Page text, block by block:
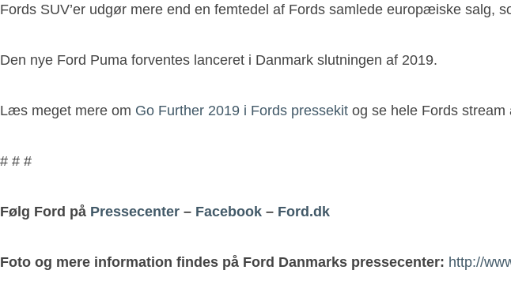
Fords SUV’er udgør mere end en femtedel af Fords samlede europæiske salg,
Den nye Ford Puma forventes lanceret i Danmark slutningen af 2019.
Læs meget mere om Go Further 2019 i Fords pressekit og se hele Fords
# # #
Følg Ford på Pressecenter – Facebook – Ford.dk
Foto og mere information findes på Ford Danmarks pressecenter: http://